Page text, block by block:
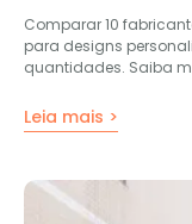
Comparar 10
para designs
quantidades. Saiba
Leia mais >